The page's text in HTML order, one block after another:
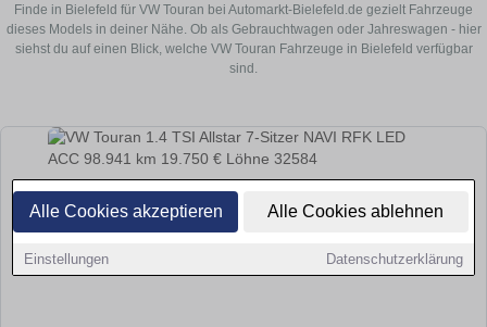
Alle Cookies akzeptieren Alle Cookies ablehnen
Einstellungen Datenschutzerklärung
Finde in Bielefeld für VW Touran bei Automarkt-Bielefeld.de gezielt Fahrzeuge
dieses Models in deiner Nähe. Ob als Gebrauchtwagen oder Jahreswagen - hier
siehst du auf einen Blick, welche VW Touran Fahrzeuge in Bielefeld verfügbar
sind.